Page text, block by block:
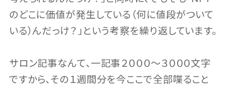
のどこに価値が発生している（何に値段がついて
いる）んだっけ？」という考察を繰り返しています。
サロン記事なんて、一記事２０００〜３０００文字
ですから、その１週間分を今ここで全部喋ること